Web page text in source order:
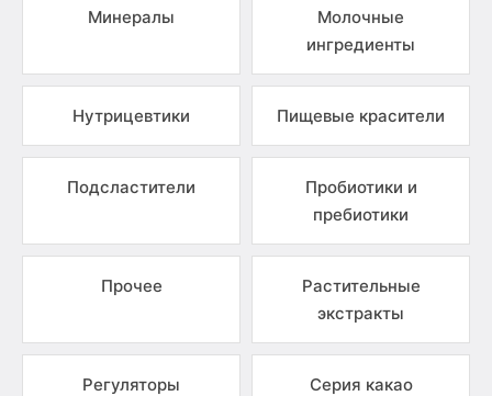
Минералы
Молочные
ингредиенты
Нутрицевтики Пищевые красители
Подсластители
Пробиотики и
пребиотики
Прочее
Растительные
экстракты
Регуляторы
Серия какао